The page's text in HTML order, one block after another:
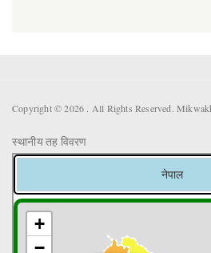
Copyright © 2026 . All Rights Reserved.
स्थानीय तह विवरण